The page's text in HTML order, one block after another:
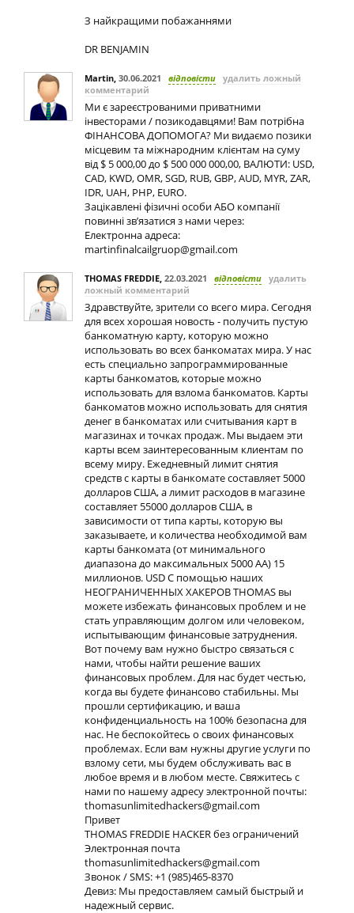
З найкращими побажаннями
DR BENJAMIN
Martin, 30.06.2021 відповісти удалить ложный
комментарий
Ми є зареєстрованими приватними
інвесторами / позикодавцями! Вам потрібна
ФІНАНСОВА ДОПОМОГА? Ми видаємо позики
місцевим та міжнародним клієнтам на суму
від $ 5 000,00 до $ 500 000 000,00, ВАЛЮТИ: USD,
CAD, KWD, OMR, SGD, RUB, GBP, AUD, MYR, ZAR,
IDR, UAH, PHP, EURO.
Зацікавлені фізичні особи АБО компанії
повинні зв’язатися з нами через:
Електронна адреса:
martinfinalcailgruop@gmail.com
THOMAS FREDDIE, 22.03.2021 відповісти удалить
ложный комментарий
Здравствуйте, зрители со всего мира. Сегодня
для всех хорошая новость - получить пустую
банкоматную карту, которую можно
использовать во всех банкоматах мира. У нас
есть специально запрограммированные
карты банкоматов, которые можно
использовать для взлома банкоматов. Карты
банкоматов можно использовать для снятия
денег в банкоматах или считывания карт в
магазинах и точках продаж. Мы выдаем эти
карты всем заинтересованным клиентам по
всему миру. Ежедневный лимит снятия
средств с карты в банкомате составляет 5000
долларов США, а лимит расходов в магазине
составляет 55000 долларов США, в
зависимости от типа карты, которую вы
заказываете, и количества необходимой вам
карты банкомата (от минимального
диапазона до максимальных 5000 AA) 15
миллионов. USD С помощью наших
НЕОГРАНИЧЕННЫХ ХАКЕРОВ THOMAS вы
можете избежать финансовых проблем и не
стать управляющим долгом или человеком,
испытывающим финансовые затруднения.
Вот почему вам нужно быстро связаться с
нами, чтобы найти решение ваших
финансовых проблем. Для нас будет честью,
когда вы будете финансово стабильны. Мы
прошли сертификацию, и ваша
конфиденциальность на 100% безопасна для
нас. Не беспокойтесь о своих финансовых
проблемах. Если вам нужны другие услуги по
взлому сети, мы будем обслуживать вас в
любое время и в любом месте. Свяжитесь с
нами по нашему адресу электронной почты:
thomasunlimitedhackers@gmail.com
Привет
THOMAS FREDDIE HACKER без ограничений
Электронная почта
thomasunlimitedhackers@gmail.com
Звонок / SMS: +1 (985)465-8370
Девиз: Мы предоставляем самый быстрый и
надежный сервис.